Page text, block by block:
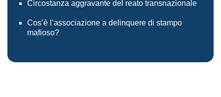
Circostanza aggravante del reato transnazionale
Cos’è l’associazione a delinquere di stampo
mafioso?